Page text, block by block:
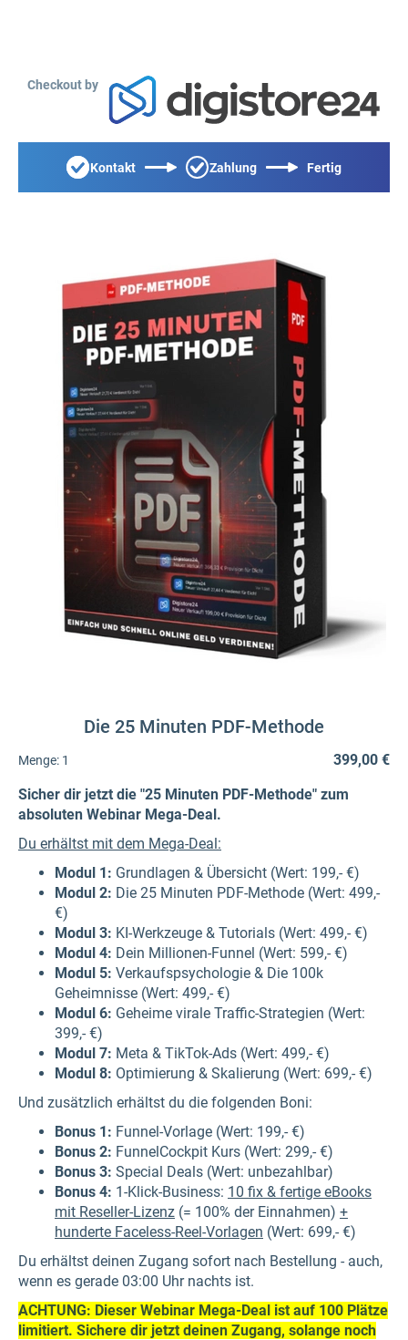
Checkout by
Kontakt Zahlung Fertig
Die 25 Minuten PDF-Methode
Menge: 1
399,00 €
Sicher dir jetzt die "25 Minuten PDF-Methode" zum
absoluten Webinar Mega-Deal.
Du erhältst mit dem Mega-Deal:
Modul 1: Grundlagen & Übersicht (Wert: 199,- €)
Modul 2: Die 25 Minuten PDF-Methode (Wert: 499,-
€)
Modul 3: KI-Werkzeuge & Tutorials (Wert: 499,- €)
Modul 4: Dein Millionen-Funnel (Wert: 599,- €)
Modul 5: Verkaufspsychologie & Die 100k
Geheimnisse (Wert: 499,- €)
Modul 6: Geheime virale Traffic-Strategien (Wert:
399,- €)
Modul 7: Meta & TikTok-Ads (Wert: 499,- €)
Modul 8: Optimierung & Skalierung (Wert: 699,- €)
Und zusätzlich erhältst du die folgenden Boni:
Bonus 1: Funnel-Vorlage (Wert: 199,- €)
Bonus 2: FunnelCockpit Kurs (Wert: 299,- €)
Bonus 3: Special Deals (Wert: unbezahlbar)
Bonus 4: 1-Klick-Business: 10 fix & fertige eBooks
mit Reseller-Lizenz (= 100% der Einnahmen) +
hunderte Faceless-Reel-Vorlagen (Wert: 699,- €)
Du erhältst deinen Zugang sofort nach Bestellung - auch,
wenn es gerade 03:00 Uhr nachts ist.
ACHTUNG: Dieser Webinar Mega-Deal ist auf 100 Plätze
limitiert. Sichere dir jetzt deinen Zugang, solange noch